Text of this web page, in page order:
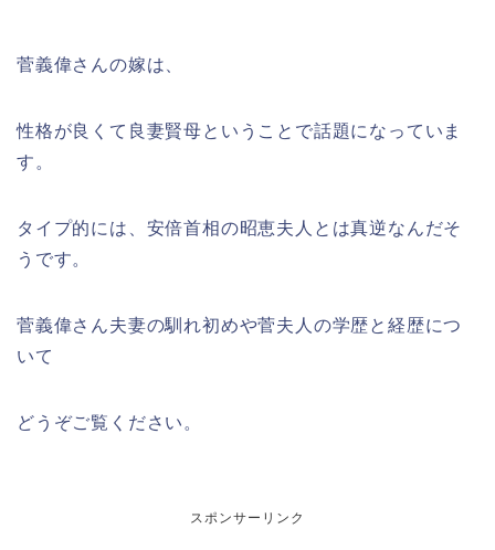
菅義偉さんの嫁は、
性格が良くて良妻賢母ということで話題になっていま
す。
タイプ的には、安倍首相の昭恵夫人とは真逆なんだそ
うです。
菅義偉さん夫妻の馴れ初めや菅夫人の学歴と経歴につ
いて
どうぞご覧ください。
スポンサーリンク